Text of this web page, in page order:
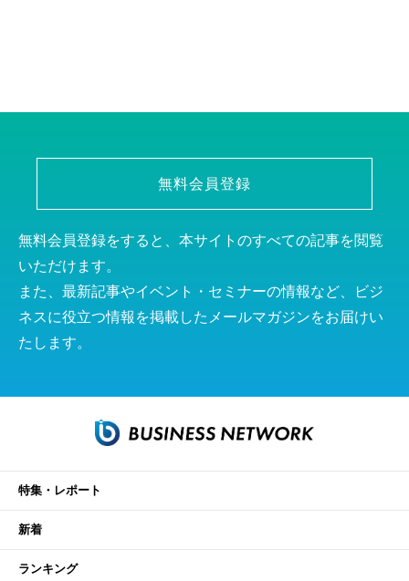
無料会員登録
無料会員登録をすると、本サイトのすべての記事を閲覧
いただけます。
また、最新記事やイベント・セミナーの情報など、ビジ
ネスに役立つ情報を掲載したメールマガジンをお届けい
たします。
特集・レポート
新着
ランキング